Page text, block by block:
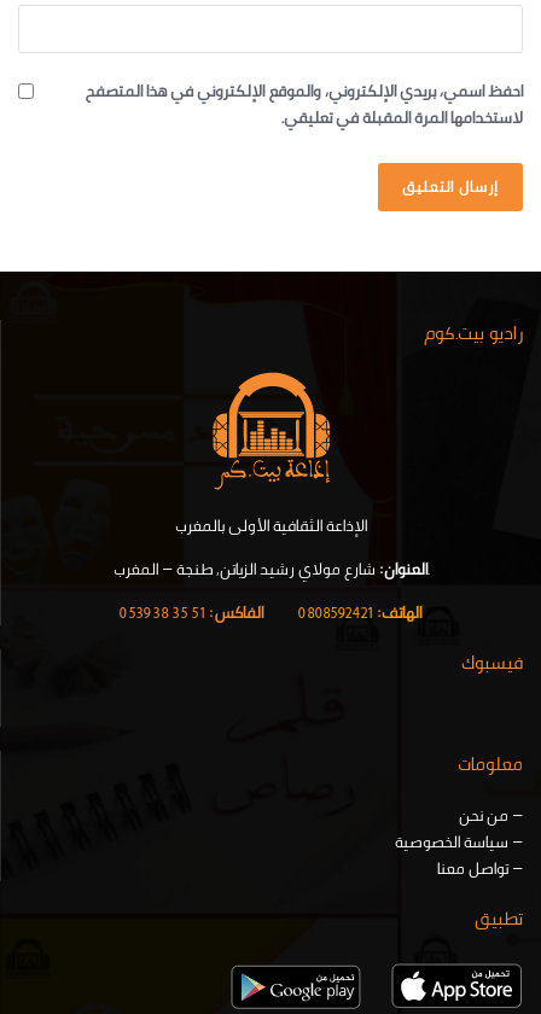
احفظ اسمي، بريدي الإلكتروني، والموقع الإلكتروني في هذا المتصفح
لاستخدامها المرة المقبلة في تعليقي.
راديو بيت.كوم
الإذاعة الثقافية الأولى بالمغرب
.العنوان:شارع مولاي رشيد الزياتن, طنجة – المغرب
الهاتف:
الفاكس:
فيسبوك
معلومات
–من نحن
–سياسة الخصوصية
–تواصل معنا
تطبيق